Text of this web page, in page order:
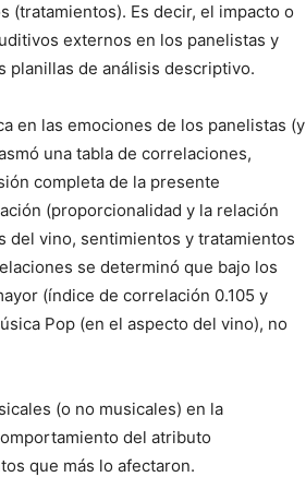
(tratamientos). Es decir, el impacto o
externos en los panelistas y
planillas de análisis descriptivo.
en las emociones de los panelistas (y
una tabla de correlaciones,
completa de la presente
(proporcionalidad y la relación
vino, sentimientos y tratamientos
se determinó que bajo los
(índice de correlación 0.105 y
Pop (en el aspecto del vino), no
(o no musicales) en la
del atributo
que más lo afectaron.